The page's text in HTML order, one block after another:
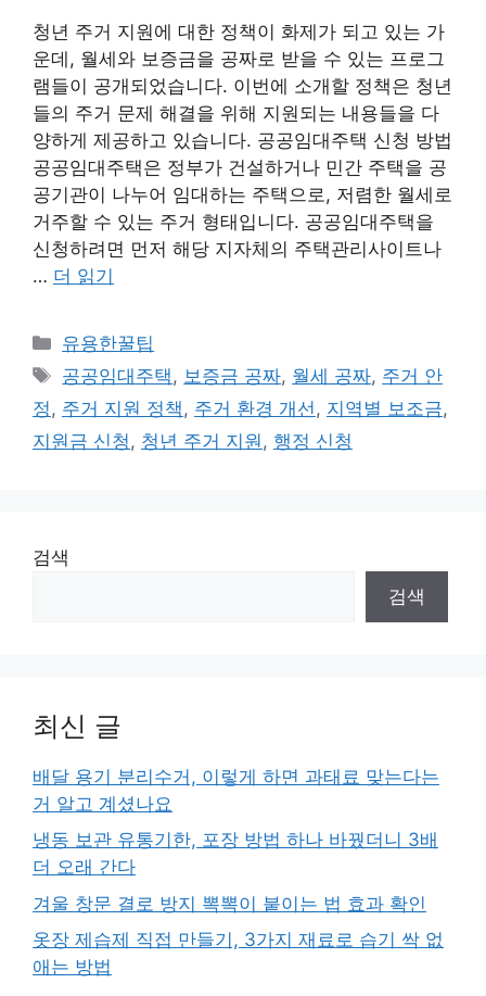
청년 주거 지원에 대한 정책이 화제가 되고 있는 가
운데, 월세와 보증금을 공짜로 받을 수 있는 프로그
램들이 공개되었습니다. 이번에 소개할 정책은 청년
들의 주거 문제 해결을 위해 지원되는 내용들을 다
양하게 제공하고 있습니다. 공공임대주택 신청 방법
공공임대주택은 정부가 건설하거나 민간 주택을 공
공기관이 나누어 임대하는 주택으로, 저렴한 월세로
거주할 수 있는 주거 형태입니다. 공공임대주택을
신청하려면 먼저 해당 지자체의 주택관리사이트나
… 더 읽기
카
테
고
리
유용한꿀팁
태
그
공공임대주택 , 보증금 공짜, 월세 공짜, 주거 안
정 , 주거 지원 정책 , 주거 환경 개선 , 지역별 보조금,
지원금 신청 , 청년 주거 지원 , 행정 신청
검색
검색
최신 글
배달 용기 분리수거, 이렇게 하면 과태료 맞는다는
거 알고 계셨나요
냉동 보관 유통기한, 포장 방법 하나 바꿨더니 3배
더 오래 간다
겨울 창문 결로 방지 뽁뽁이 붙이는 법 효과 확인
옷장 제습제 직접 만들기, 3가지 재료로 습기 싹 없
애는 방법